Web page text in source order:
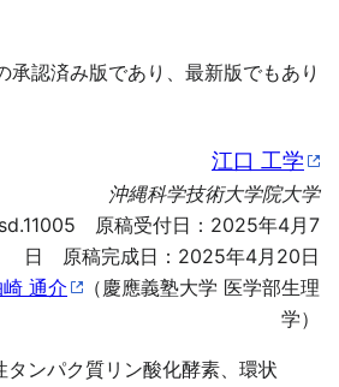
承認済み版であり、最新版でもあり
江口 工学
沖縄科学技術大学院大学
原稿受付日：2025年4月7
日 原稿完成日：2025年4月20日
通介
（慶應義塾大学 医学部生理
学）
ンパク質リン酸化酵素、環状